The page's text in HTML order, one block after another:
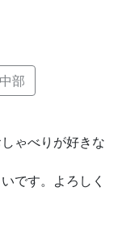
中部
ゃべりが好きな
です。よろしく